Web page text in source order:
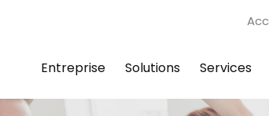
Entreprise Solutions Services